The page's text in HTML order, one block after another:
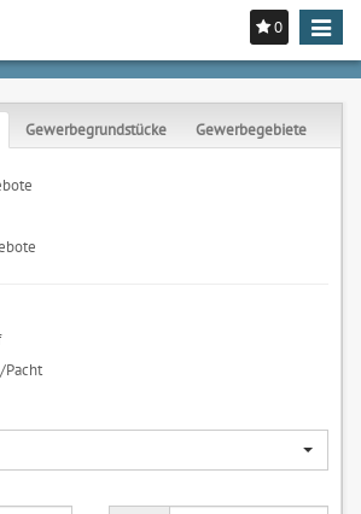
0
Toggle
Gewerbegrundstücke Gewerbegebiete